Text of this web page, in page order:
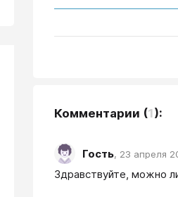
Комментарии (1):
Гость, 23 апреля
Здравствуйте, можно